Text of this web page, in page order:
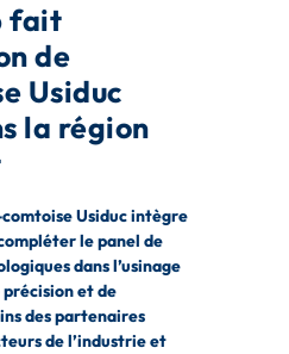
fait
de
Usiduc
la région
Usiduc intègre
le panel de
dans l’usinage
et de
des partenaires
de l’industrie et